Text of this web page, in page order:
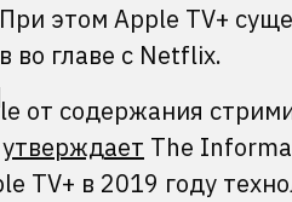
этом Apple TV+
во главе с Netflix.
от содержания
утверждает The
TV+ в 2019 году